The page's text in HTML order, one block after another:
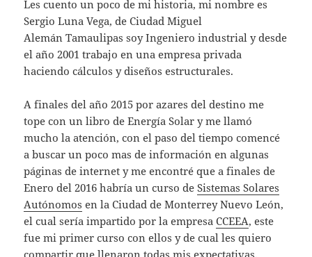
Les cuento un poco de mi historia, mi nombre es
Sergio Luna Vega, de Ciudad Miguel
Alemán Tamaulipas soy Ingeniero industrial y desde
el año 2001 trabajo en una empresa privada
haciendo cálculos y diseños estructurales.
A finales del año 2015 por azares del destino me
tope con un libro de Energía Solar y me llamó
mucho la atención, con el paso del tiempo comencé
a buscar un poco mas de información en algunas
páginas de internet y me encontré que a finales de
Enero del 2016 habría un curso deSistemas Solares
Autónomos en la Ciudad de Monterrey Nuevo León,
el cual sería impartido por la empresaCCEEA, este
fue mi primer curso con ellos y de cual les quiero
compartir que llenaron todas mis expectativas.